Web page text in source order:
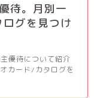
待。月別一
グを見つけ
優待について紹介
カード/カタログを